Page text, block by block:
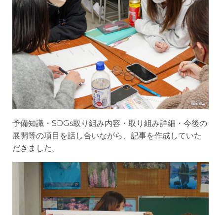
予備知識・SDGs取り組み内容・取り組み詳細・今後の
展開等の項目を話し合いながら、記事を作成していた
だきました。